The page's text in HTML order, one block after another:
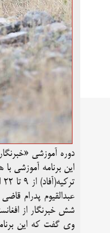
دوره آموزشی «خبرنگاری جنگ» که برای
این برنامه آموزشی
ترکیه(آفاد) از ۹ تا ۲۲ اکتبر در شهر انقره برگزار شد.
شش خبرنگار از
وی گفت که این